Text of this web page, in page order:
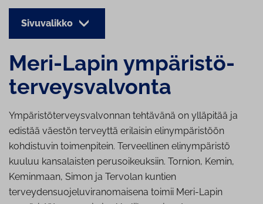
Sivuvalikko
Meri-Lapin ym­pä­ris­tö­
ter­veys­val­von­ta
Ympäristöterveysvalvonnan tehtävänä on ylläpitää ja
edistää väestön terveyttä erilaisin elinympäristöön
kohdistuvin toimenpitein. Terveellinen elinympäristö
kuuluu kansalaisten perusoikeuksiin. Tornion, Kemin,
Keminmaan, Simon ja Tervolan kuntien
terveydensuojeluviranomaisena toimii Meri-Lapin